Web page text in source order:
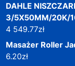
DAHLE
3/5X50MM/20K/
4 549.77zł
Masażer Roller
6.20zł